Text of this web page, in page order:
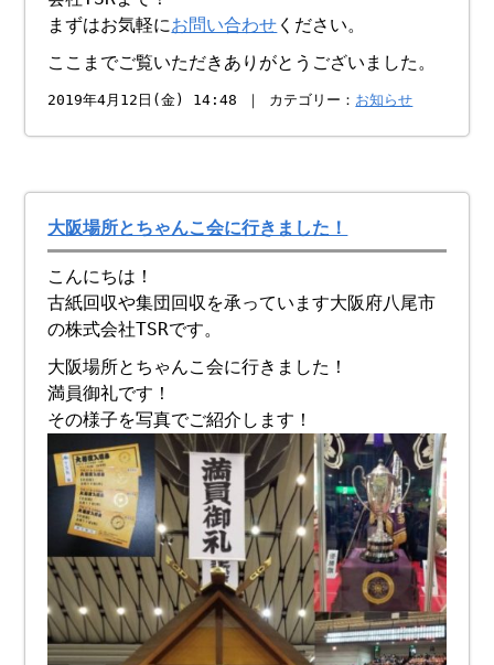
まずはお気軽にお問い合わせ ください。
ここまでご覧いただきありがとうございました。
2019年4月12日(金) 14:48 ｜ カテゴリー： お知らせ
大阪場所とちゃんこ会に行きました！
こんにちは！
古紙回収や集団回収を承っています大阪府八尾市
の株式会社TSRです。
大阪場所とちゃんこ会に行きました！
満員御礼です！
その様子を写真でご紹介します！